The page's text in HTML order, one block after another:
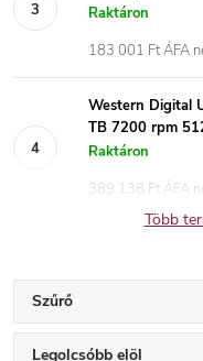
Raktáron
183 001 Ft ÁFA
Western Digital
TB 7200 rpm
Raktáron
389 138 Ft ÁFA
Több
Szűrő
Legolcsóbb elöl